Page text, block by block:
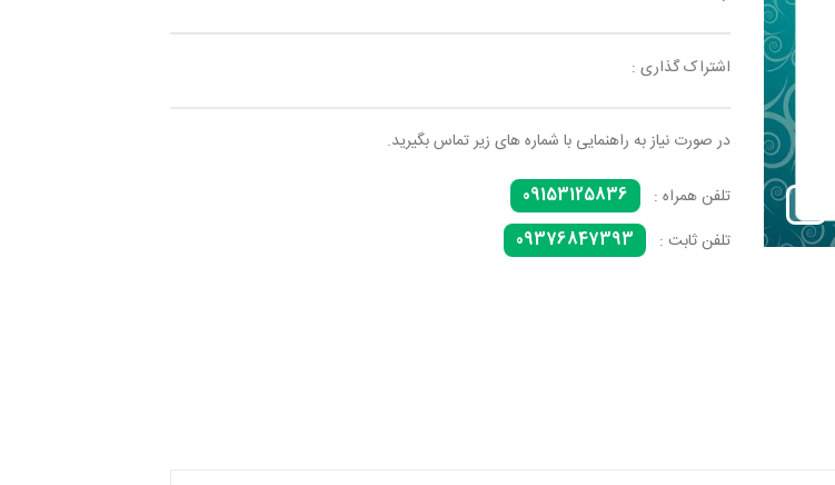
اشتراک گذاری :
در صورت نیاز به راهنمایی با شماره های زیر تماس بگیرید.
تلفن همراه :
09153125836
تلفن ثابت :
09376847393